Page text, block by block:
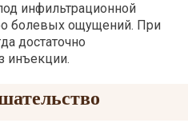
инфильтрационной
болевых ощущений. При
достаточно
инъекции.